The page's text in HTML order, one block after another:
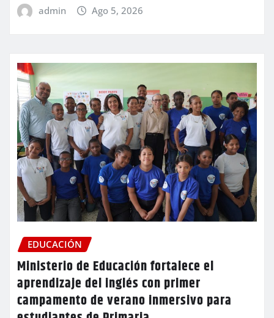
admin Ago 5, 2026
EDUCACIÓN
Ministerio de Educación fortalece el
aprendizaje del inglés con primer
campamento de verano inmersivo para